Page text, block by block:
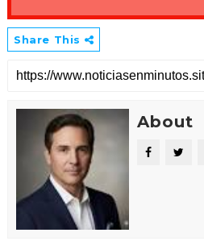
Share This
About